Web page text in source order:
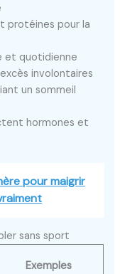
protéines pour la
et quotidienne
involontaires
un sommeil
hormones et
pour maigrir
sans sport
Exemples